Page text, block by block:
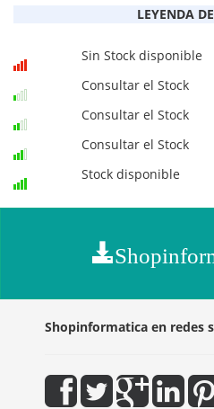
LEYENDA
Sin Stock disponible
Consultar el Stock
Consultar el Stock
Consultar el Stock
Stock disponible
Shopinformatica en redes